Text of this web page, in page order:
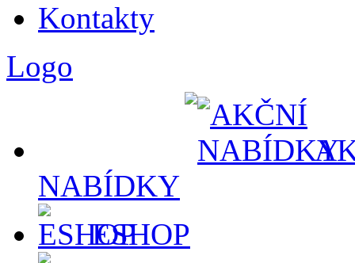
Kontakty
Logo
NABÍDKY
ESHOP